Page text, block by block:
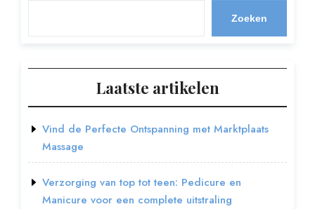
Zoeken
Laatste artikelen
Vind de Perfecte Ontspanning met Marktplaats
Massage
Verzorging van top tot teen: Pedicure en
Manicure voor een complete uitstraling